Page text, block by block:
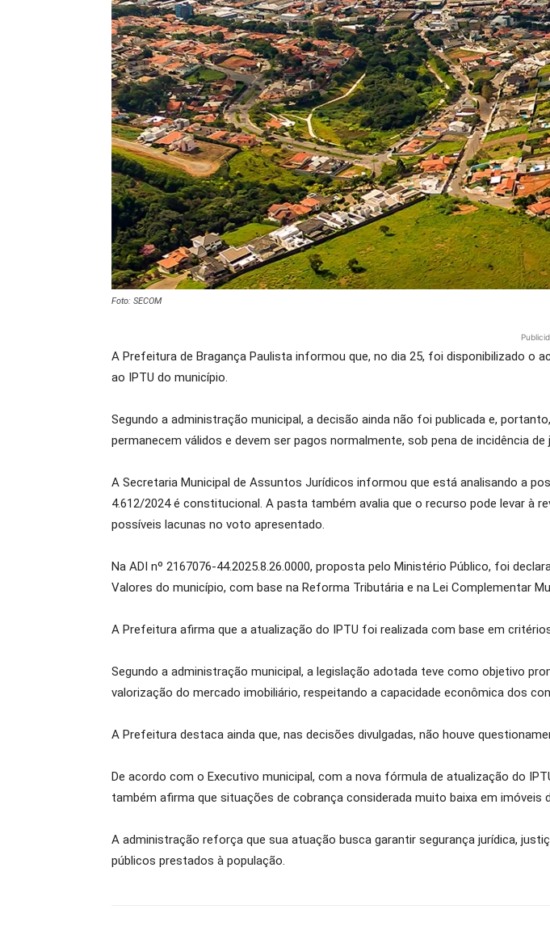
Foto: SECOM
A Prefeitura de Bragança Paulista informou que, no dia 25, foi disponibilizado o
ao IPTU do município.
Segundo a administração municipal, a decisão ainda não foi publicada e,
permanecem válidos e devem ser pagos normalmente, sob pena de incidência
A Secretaria Municipal de Assuntos Jurídicos informou que está analisando a
4.612/2024 é constitucional. A pasta também avalia que o recurso pode levar à
possíveis lacunas no voto apresentado.
Na ADI nº 2167076-44.2025.8.26.0000, proposta pelo Ministério Público, foi
Valores do município, com base na Reforma Tributária e na Lei Complementar
A Prefeitura afirma que a atualização do IPTU foi realizada com base em
Segundo a administração municipal, a legislação adotada teve como objetivo
valorização do mercado imobiliário, respeitando a capacidade econômica dos
A Prefeitura destaca ainda que, nas decisões divulgadas, não houve
De acordo com o Executivo municipal, com a nova fórmula de atualização do
também afirma que situações de cobrança considerada muito baixa em
A administração reforça que sua atuação busca garantir segurança jurídica,
públicos prestados à população.